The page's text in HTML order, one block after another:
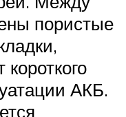
пористые
АКБ.